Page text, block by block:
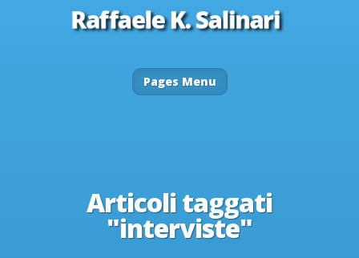
Pages Menu
Articoli taggati
"interviste"